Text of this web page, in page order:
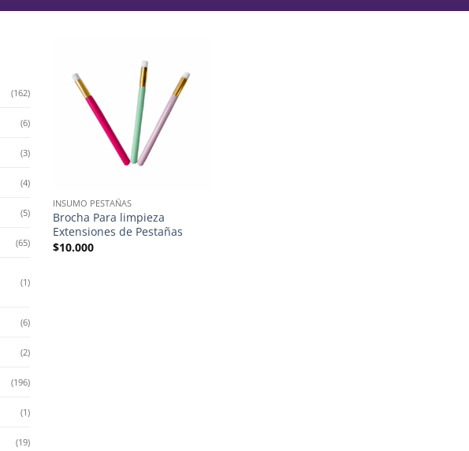
(162)
(6)
(3)
(4)
(5)
(65)
(1)
(6)
(2)
(196)
(1)
(19)
INSUMO PESTAÑAS
Brocha Para limpieza
Extensiones de Pestañas
$10.000